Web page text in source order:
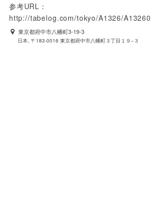
参考URL：
http://tabelog.com/tokyo/A1326/
東京都府中市八幡町3-19-3
日本, 〒183-0016 東京都府中市八幡町３丁目１９−３